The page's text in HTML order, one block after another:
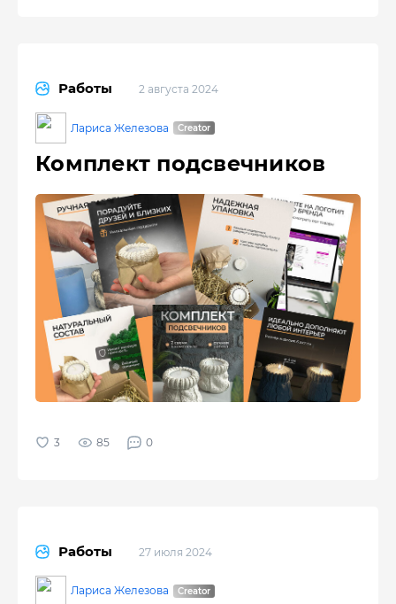
Работы 2 августа 2024
Лариса Железова
Комплект подсвечников
85 0
Работы 27 июля 2024
Лариса Железова